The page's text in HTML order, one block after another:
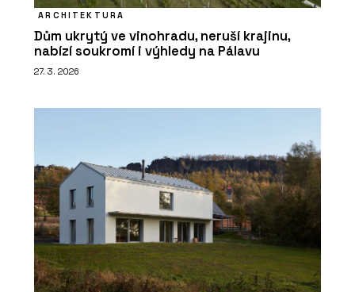
PRODUKTY
Wellness - Aquamarine Spa
ČLÁNKY
Bazén letce Martina Šonky pracuje s
prostorem a splývá s horizontem
ARCHITEKTURA
Dům ukrytý ve vinohradu, neruší krajinu,
nabízí soukromí i výhledy na Pálavu
27. 3. 2026